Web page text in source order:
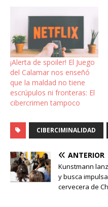
¡Alerta de spoiler! El Juego
del Calamar nos enseñó
que la maldad no tiene
escrúpulos ni fronteras: El
cibercrimen tampoco
CIBERCIMINALIDAD
ANTERIOR
Kunstmann
y busca
cervecera de